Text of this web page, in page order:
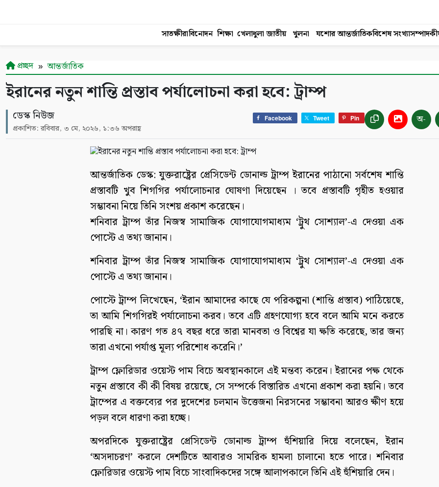
সাতক্ষীরাবিনোদন শিক্ষা খেলাধুলা জাতীয় খুলনা যশোর আন্তর্জাতিকবিশেষ সংখ্যা
প্রচ্ছদ আন্তর্জাতিক
ইরানের নতুন শান্তি প্রস্তাব পর্যালোচনা করা হবে: ট্রাম্প
ডেস্ক নিউজ
প্রকাশিত: রবিবার, ৩ মে, ২০২৬, ১:৩৬ অপরাহ্ণ
Facebook Tweet Pin অ-
আন্তর্জাতিক ডেস্ক: যুক্তরাষ্ট্রের প্রেসিডেন্ট ডোনাল্ড ট্রাম্প ইরানের পাঠানো সর্বশেষ শান্তি
প্রস্তাবটি খুব শিগগির পর্যালোচনার ঘোষণা দিয়েছেন । তবে প্রস্তাবটি গৃহীত হওয়ার
সম্ভাবনা নিয়ে তিনি সংশয় প্রকাশ করেছেন।
শনিবার ট্রাম্প তাঁর নিজস্ব সামাজিক যোগাযোগমাধ্যম ‘ট্রুথ সোশ্যাল’-এ দেওয়া এক
পোস্টে এ তথ্য জানান।
শনিবার ট্রাম্প তাঁর নিজস্ব সামাজিক যোগাযোগমাধ্যম ‘ট্রুথ সোশ্যাল’-এ দেওয়া এক
পোস্টে এ তথ্য জানান।
পোস্টে ট্রাম্প লিখেছেন, ‘ইরান আমাদের কাছে যে পরিকল্পনা (শান্তি প্রস্তাব) পাঠিয়েছে,
তা আমি শিগগিরই পর্যালোচনা করব। তবে এটি গ্রহণযোগ্য হবে বলে আমি মনে করতে
পারছি না। কারণ গত ৪৭ বছর ধরে তারা মানবতা ও বিশ্বের যা ক্ষতি করেছে, তার জন্য
তারা এখনো পর্যাপ্ত মূল্য পরিশোধ করেনি।’
ট্রাম্প ফ্লোরিডার ওয়েস্ট পাম বিচে অবস্থানকালে এই মন্তব্য করেন। ইরানের পক্ষ থেকে
নতুন প্রস্তাবে কী কী বিষয় রয়েছে, সে সম্পর্কে বিস্তারিত এখনো প্রকাশ করা হয়নি। তবে
ট্রাম্পের এ বক্তব্যের পর দুদেশের চলমান উত্তেজনা নিরসনের সম্ভাবনা আরও ক্ষীণ হয়ে
পড়ল বলে ধারণা করা হচ্ছে।
অপরদিকে যুক্তরাষ্ট্রের প্রেসিডেন্ট ডোনাল্ড ট্রাম্প হুঁশিয়ারি দিয়ে বলেছেন, ইরান
‘অসদাচরণ’ করলে দেশটিতে আবারও সামরিক হামলা চালানো হতে পারে। শনিবার
ফ্লোরিডার ওয়েস্ট পাম বিচে সাংবাদিকদের সঙ্গে আলাপকালে তিনি এই হুঁশিয়ারি দেন।